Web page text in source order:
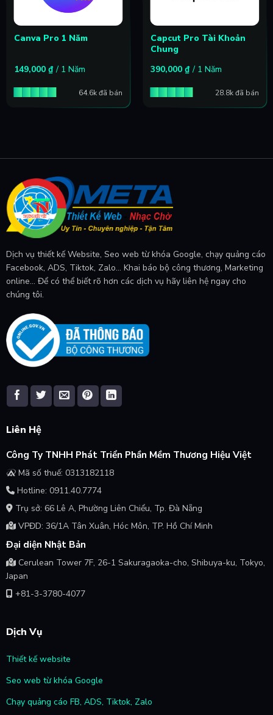
Canva Pro 1 Năm
149,000 ₫ / 1 Năm
64.6k đã bán
Capcut Pro Tài Khoản
Chung
390,000 ₫ / 1 Năm
28.8k đã bán
Dịch vụ thiết kế Website, Seo web từ khóa Google, chạy quảng cáo
Facebook, ADS, Tiktok, Zalo... Khai báo bộ công thương, Marketing
online... Để có thể biết rõ hơn các dịch vụ hãy liên hệ ngay cho
chúng tôi.
Dịch Vụ
Thiết kế website
Seo web từ khóa Google
Chạy quảng cáo FB, ADS, Tiktok, Zalo
Liên Hệ
Công Ty TNHH Phát Triển Phần Mềm Thương Hiệu Việt
Mã số thuế: 0313182118
Hotline: 0911.40.7774
Trụ sở: 66 Lê A, Phường Liên Chiểu, Tp. Đà Nẵng
VPĐD: 36/1A Tân Xuân, Hóc Môn, TP. Hồ Chí Minh
Đại diện Nhật Bản
Cerulean Tower 7F, 26-1 Sakuragaoka-cho, Shibuya-ku, Tokyo,
Japan
+81-3-3780-4077